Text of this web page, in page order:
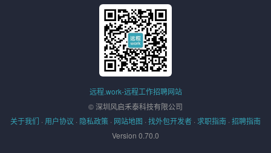
远程.work-远程工作招聘网站
© 深圳风启禾泰科技有限公司
关于我们 · 用户协议 · 隐私政策 · 网站地图 · 找外包开发者 · 求职指南 · 招聘指南
Version 0.70.0